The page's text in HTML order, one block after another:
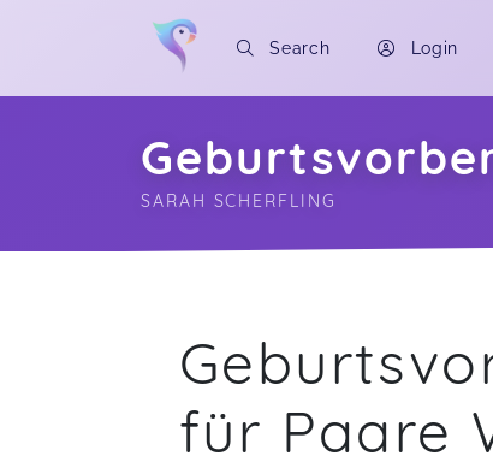
Search Login
SARAH SCHERFLING
für Paare